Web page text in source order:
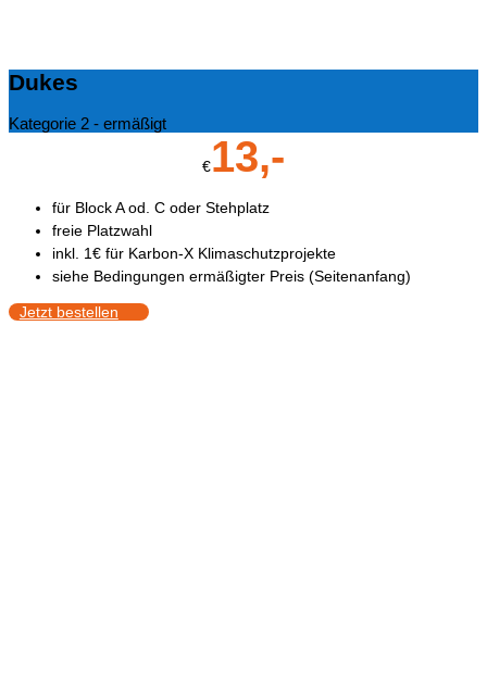
Dukes
Kategorie 2 - ermäßigt
€13,-
für Block A od. C oder Stehplatz
freie Platzwahl
inkl. 1€ für Karbon-X Klimaschutzprojekte
siehe Bedingungen ermäßigter Preis (Seitenanfang)
Jetzt bestellen